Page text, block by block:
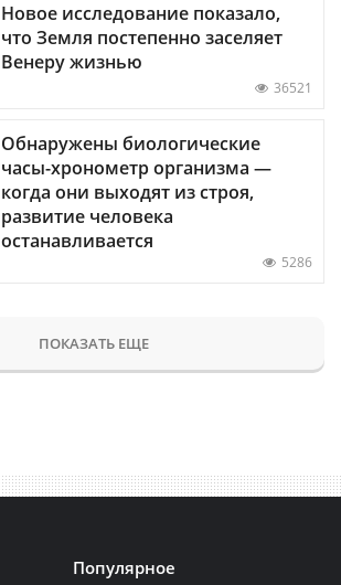
Новое исследование показало,
что Земля постепенно заселяет
Венеру жизнью
36521
Обнаружены биологические
часы-хронометр организма —
когда они выходят из строя,
развитие человека
останавливается
5286
ПОКАЗАТЬ ЕЩЕ
Популярное